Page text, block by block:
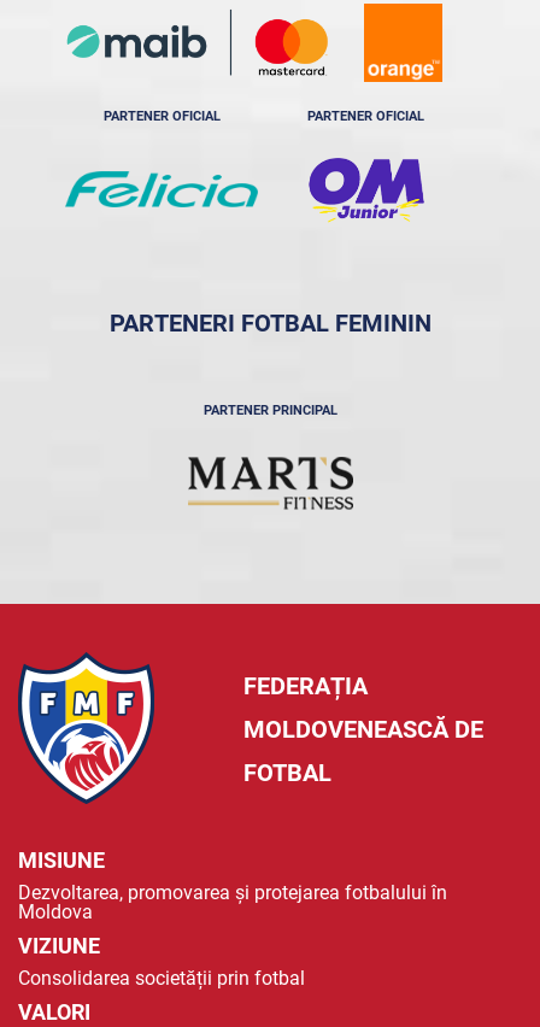
PARTENER OFICIAL PARTENER OFICIAL
PARTENERI FOTBAL FEMININ
PARTENER PRINCIPAL
FEDERAȚIA
MOLDOVENEASCĂ DE
FOTBAL
MISIUNE
Dezvoltarea, promovarea și protejarea fotbalului în
Moldova
VIZIUNE
Consolidarea societății prin fotbal
VALORI